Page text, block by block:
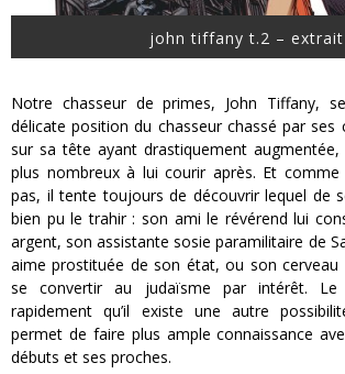
john tiffany t.2 – extrait
Notre chasseur de primes, John Tiffany,
délicate position du chasseur chassé par ses
sur sa tête ayant drastiquement
plus nombreux à lui courir après. Et
pas, il tente toujours de découvrir lequel de
bien pu le trahir : son ami le révérend lui
argent, son assistante sosie paramilitaire de
aime prostituée de son état, ou son cerveau
se convertir au judaïsme par intérêt.
rapidement qu’il existe une autre
permet de faire plus ample connaissance
débuts et ses proches.